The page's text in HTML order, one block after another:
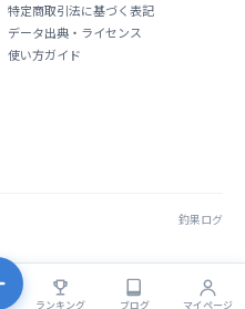
特定商取引法に基づく表記
データ出典・ライセンス
使い方ガイド
釣果ログ
ランキング ブログ マイページ